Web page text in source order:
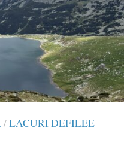
/LACURI DEFILEE